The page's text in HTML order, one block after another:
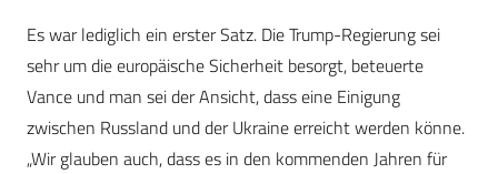
Es war lediglich ein erster Satz. Die Trump-Regierung sei
sehr um die europäische Sicherheit besorgt, beteuerte
Vance und man sei der Ansicht, dass eine Einigung
zwischen Russland und der Ukraine erreicht werden könne.
„Wir glauben auch, dass es in den kommenden Jahren für